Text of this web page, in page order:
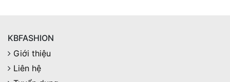
KBFASHION
Giới thiệu
Liên hệ